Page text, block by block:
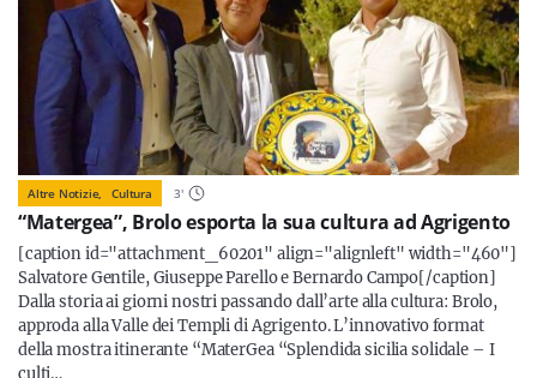
Altre Notizie, Cultura 3'
“Matergea”, Brolo esporta la sua cultura ad Agrigento
[caption id="attachment_60201" align="alignleft" width="460"]
Salvatore Gentile, Giuseppe Parello e Bernardo Campo[/caption]
Dalla storia ai giorni nostri passando dall’arte alla cultura: Brolo,
approda alla Valle dei Templi di Agrigento. L’innovativo format
della mostra itinerante “MaterGea “Splendida sicilia solidale – I
culti…